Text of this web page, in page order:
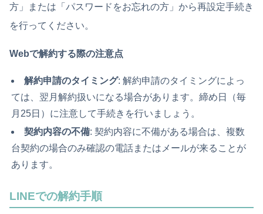
方」または「パスワードをお忘れの方」から再設定手続き
を行ってください。
Webで解約する際の注意点
解約申請のタイミング: 解約申請のタイミングによっ
ては、翌月解約扱いになる場合があります。締め日（毎
月25日）に注意して手続きを行いましょう。
契約内容の不備: 契約内容に不備がある場合は、複数
台契約の場合のみ確認の電話またはメールが来ることが
あります。
LINEでの解約手順